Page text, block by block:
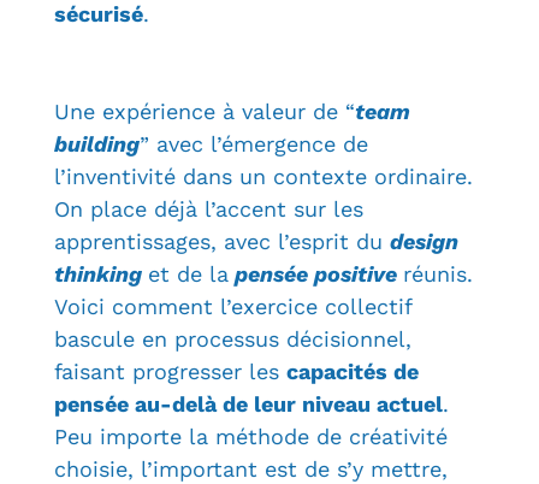
sécurisé.
Une expérience à valeur de “team
building” avec l’émergence de
l’inventivité dans un contexte ordinaire.
On place déjà l’accent sur les
apprentissages, avec l’esprit du design
thinking et de la pensée positive réunis.
Voici comment l’exercice collectif
bascule en processus décisionnel,
faisant progresser les capacités de
pensée au-delà de leur niveau actuel.
Peu importe la méthode de créativité
choisie, l’important est de s’y mettre,